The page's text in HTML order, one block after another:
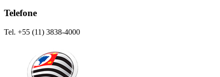
Telefone
Tel. +55 (11) 3838-4000